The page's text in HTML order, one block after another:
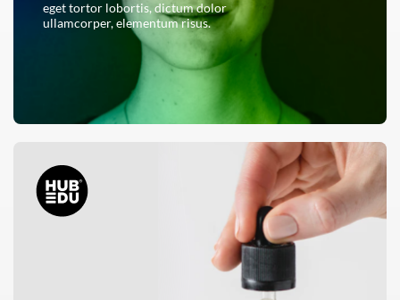
eget tortor lobortis, dictum dolor
ullamcorper, elementum risus.
LESEN SIE DAS GANZE